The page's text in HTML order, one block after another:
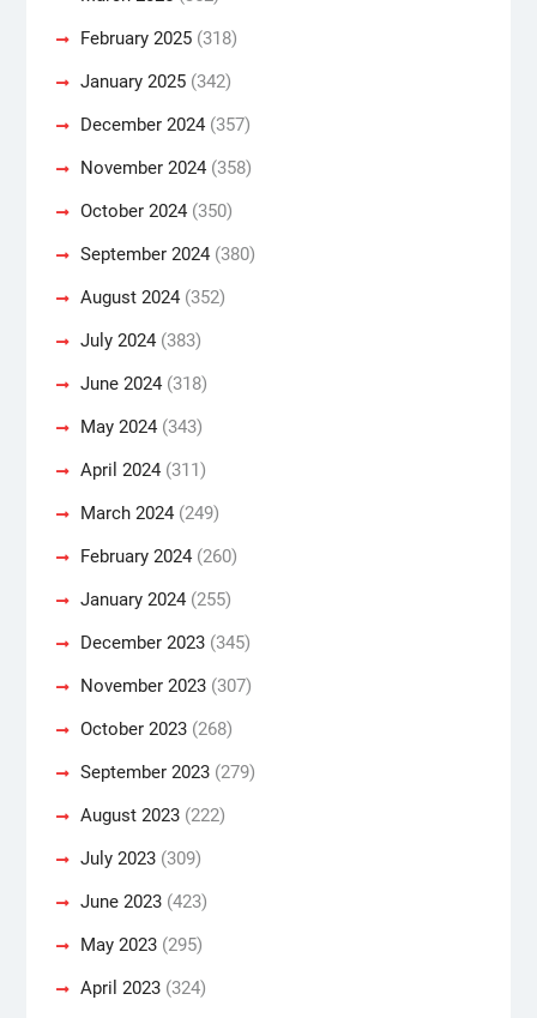
February 2025(318)
January 2025(342)
December 2024(357)
November 2024(358)
October 2024(350)
September 2024(380)
August 2024(352)
July 2024(383)
June 2024(318)
May 2024(343)
April 2024(311)
March 2024(249)
February 2024(260)
January 2024(255)
December 2023(345)
November 2023(307)
October 2023(268)
September 2023(279)
August 2023(222)
July 2023(309)
June 2023(423)
May 2023(295)
April 2023(324)